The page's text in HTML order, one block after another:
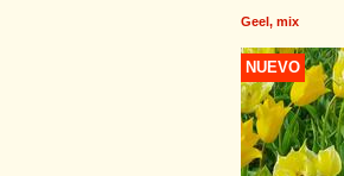
Geel, mix
NUEVO